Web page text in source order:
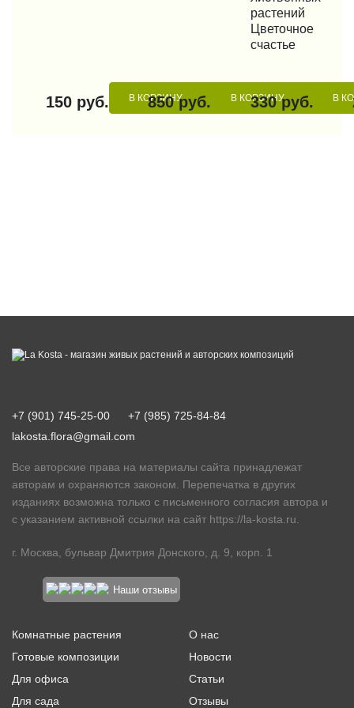
150 руб. В КОРЗИНУ
850 руб. В КОРЗИНУ
растений
Цветочное
счастье
330 руб. В
+7 (901) 745-25-00
+7 (985) 725-84-84
lakosta.flora@gmail.com
Все авторские права на материалы сайта принадлежат
авторам и охраняются законом. Перепечатка в других
изданиях возможна только с письменного согласия автора и
с указанием активной ссылки на сайт https://la-kosta.ru
г. Москва, бульвар Дмитрия Донского, д. 9, корп. 1
Наши отзывы
Комнатные растения
Готовые композиции
Для офиса
Для сада
О нас
Новости
Статьи
Отзывы